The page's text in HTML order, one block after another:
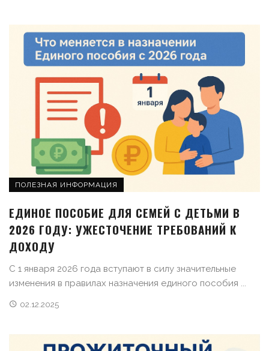
ПОЛЕЗНАЯ ИНФОРМАЦИЯ
ЕДИНОЕ ПОСОБИЕ ДЛЯ СЕМЕЙ С ДЕТЬМИ В
2026 ГОДУ: УЖЕСТОЧЕНИЕ ТРЕБОВАНИЙ К
ДОХОДУ
С 1 января 2026 года вступают в силу значительные
изменения в правилах назначения единого пособия ...
02.12.2025